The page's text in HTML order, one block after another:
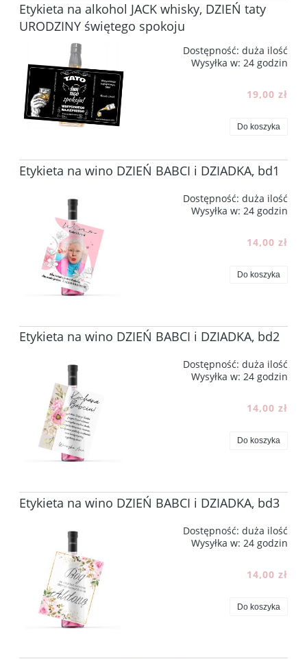
Etykieta na alkohol JACK whisky, DZIEŃ taty
URODZINY świętego spokoju
Dostępność: duża ilość
Wysyłka w: 24 godzin
19,00 zł
Do koszyka
Etykieta na wino DZIEŃ BABCI i DZIADKA, bd1
Dostępność: duża ilość
Wysyłka w: 24 godzin
14,00 zł
Do koszyka
Etykieta na wino DZIEŃ BABCI i DZIADKA, bd2
Dostępność: duża ilość
Wysyłka w: 24 godzin
14,00 zł
Do koszyka
Etykieta na wino DZIEŃ BABCI i DZIADKA, bd3
Dostępność: duża ilość
Wysyłka w: 24 godzin
14,00 zł
Do koszyka